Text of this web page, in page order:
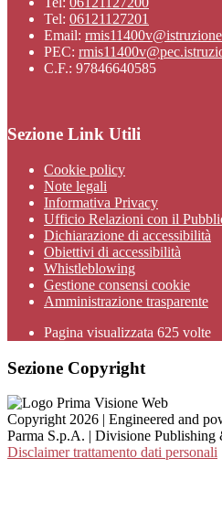
Tel: 06121127201
Email:
PEC:
C.F.: 97846640585
Sezione Link Utili
Cookie policy
Note legali
Informativa Privacy
Ufficio Relazioni con il
Dichiarazione di accessibilità
Obiettivi di accessibilità
Whistleblowing
Gestione consensi cookie
Amministrazione trasparente
Pagina visualizzata 625 volte
Sezione Copyright
Copyright 2026 | Engineered and
Parma S.p.A. | Divisione
Disclaimer trattamento dati personali